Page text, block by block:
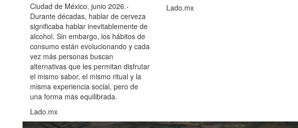
Ciudad de México, junio 2026.-
Durante décadas, hablar de cerveza
significaba hablar inevitablemente de
alcohol. Sin embargo, los hábitos de
consumo están evolucionando y cada
vez más personas buscan
alternativas que les permitan disfrutar
el mismo sabor, el mismo ritual y la
misma experiencia social, pero de
una forma más equilibrada.
Lado.mx
Lado.mx